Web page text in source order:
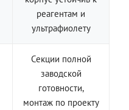
реагентам и
ультрафиолету
Секции полной
заводской
готовности,
монтаж по проекту